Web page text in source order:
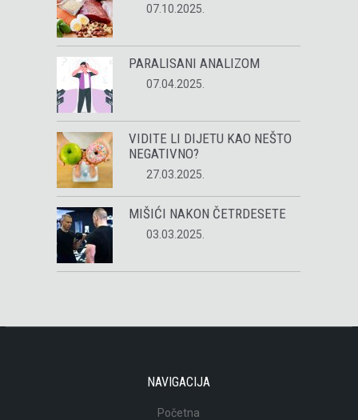
07.10.2025.
PARALISANI ANALIZOM
07.04.2025.
VIDITE LI DIJETU KAO NEŠTO
NEGATIVNO?
27.03.2025.
MIŠIĆI NAKON ČETRDESETE
03.03.2025.
NAVIGACIJA
Početna